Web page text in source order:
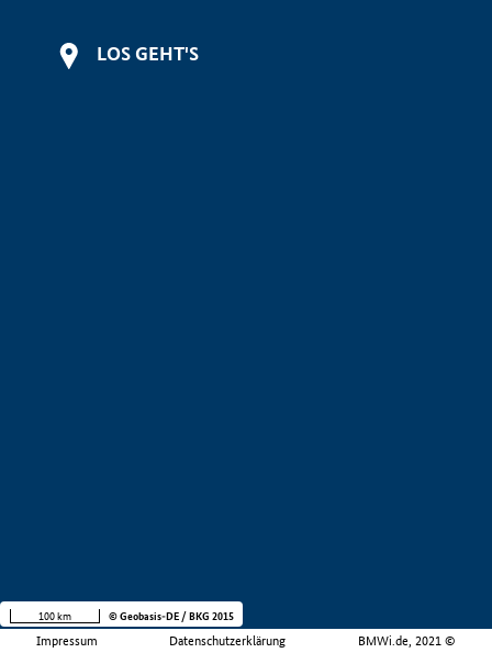
LOS GEHT'S
Impressum Datenschutzerklärung BMWi.de, 2021 ©
100 km © Geobasis-DE / BKG 2015